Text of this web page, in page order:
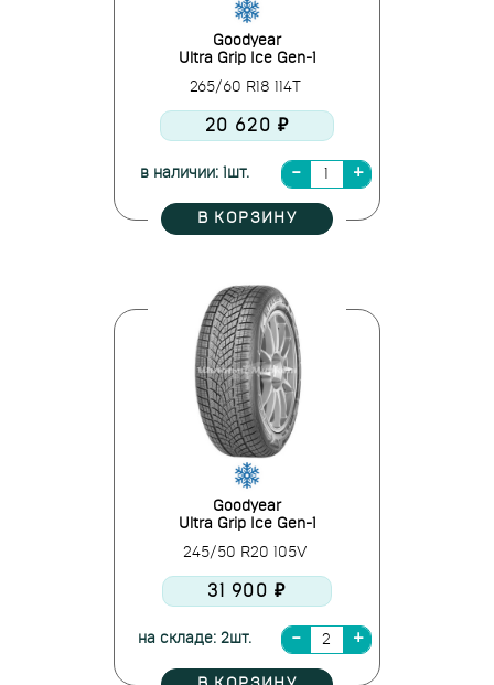
Goodyear
Ultra Grip Ice Gen-1
265/60 R18 114T
20 620 ₽
в наличии: 1шт.
В КОРЗИНУ
Goodyear
Ultra Grip Ice Gen-1
245/50 R20 105V
31 900 ₽
на складе: 2шт.